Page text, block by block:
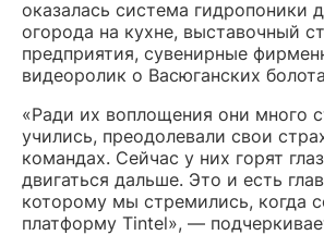
оказалась система гидропоники
огорода на кухне, выставочный
предприятия, сувенирные
видеоролик о Васюганских
«Ради их воплощения они много
учились, преодолевали свои
командах. Сейчас у них горят
двигаться дальше. Это и есть
которому мы стремились, когда
платформу Tintel», —